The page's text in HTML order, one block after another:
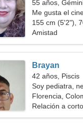
55 años,
Me gusta el
155 cm (5'2"),
Amistad
Brayan
42 años, Piscis
Soy pediatra,
Florencia,
Relación a